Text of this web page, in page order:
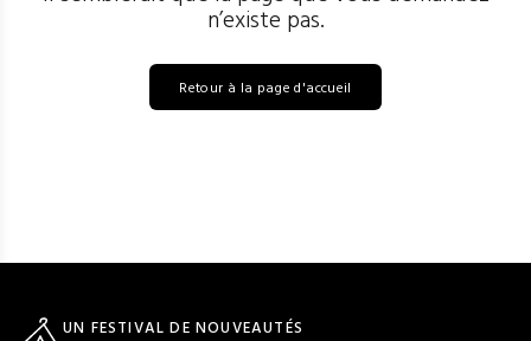
n’existe pas.
Retour à la page d'accueil
UN FESTIVAL DE NOUVEAUTÉS